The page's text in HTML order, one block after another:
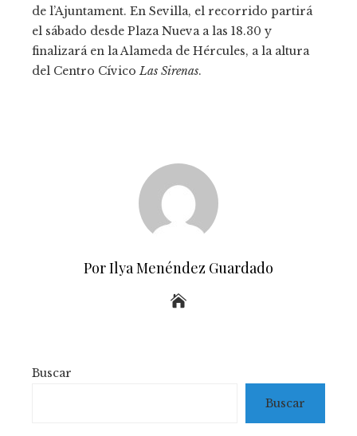
de l’Ajuntament. En Sevilla, el recorrido partirá
el sábado desde Plaza Nueva a las 18.30 y
finalizará en la Alameda de Hércules, a la altura
del Centro CívicoLas Sirenas.
Por Ilya Menéndez Guardado
Buscar
Buscar